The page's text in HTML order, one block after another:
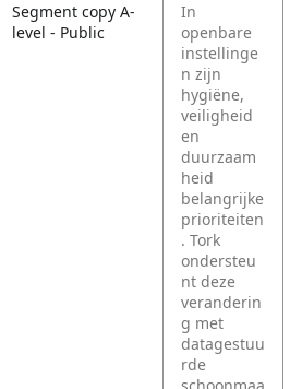
Segment copy A-
level - Public
In
openbare
instellinge
n zijn
hygiëne,
veiligheid
en
duurzaam
heid
belangrijke
prioriteiten
. Tork
ondersteu
nt deze
veranderin
g met
datagestuu
rde